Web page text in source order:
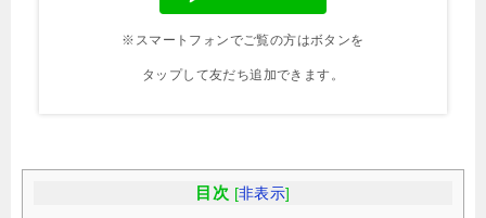
※スマートフォンでご覧の方はボタンを
タップして友だち追加できます。
目次 [非表示]